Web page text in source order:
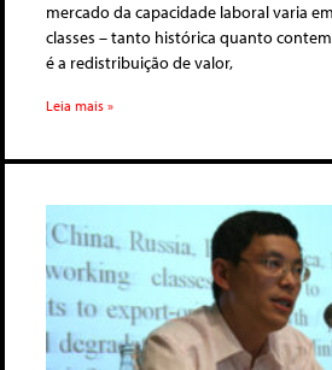
mercado da capacidade laboral varia
classes – tanto histórica quanto
é a redistribuição de valor,
Leia mais »